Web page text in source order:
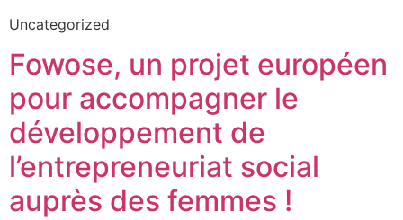
Uncategorized
Fowose, un projet européen
pour accompagner le
développement de
l’entrepreneuriat social
auprès des femmes !